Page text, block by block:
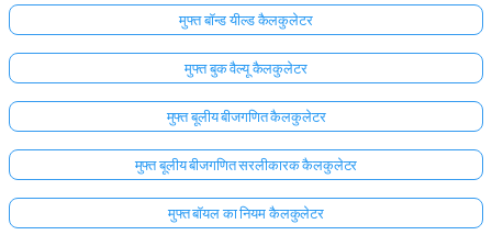
मुफ्त बॉन्ड यील्ड कैलकुलेटर
मुफ्त बुक वैल्यू कैलकुलेटर
मुफ्त बूलीय बीजगणित कैलकुलेटर
मुफ्त बूलीय बीजगणित सरलीकारक कैलकुलेटर
मुफ्त बॉयल का नियम कैलकुलेटर